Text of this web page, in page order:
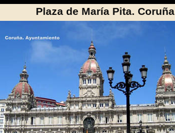
Plaza de María Pita. Coruña